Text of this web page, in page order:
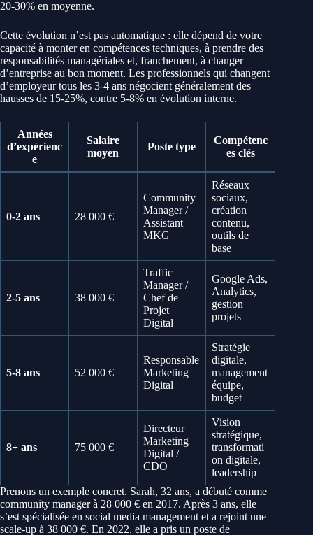
20-30% en moyenne.
Cette évolution n’est pas automatique : elle dépend de votre
capacité à monter en compétences techniques, à prendre des
responsabilités managériales et, franchement, à changer
d’entreprise au bon moment. Les professionnels qui changent
d’employeur tous les 3-4 ans négocient généralement des
hausses de 15-25%, contre 5-8% en évolution interne.
Années
d’expérienc
e
Salaire
moyen
Poste type
Compétenc
es clés
0-2 ans 28 000 €
Community
Manager /
Assistant
MKG
Réseaux
sociaux,
création
contenu,
outils de
base
2-5 ans 38 000 €
Traffic
Manager /
Chef de
Projet
Digital
Google Ads,
Analytics,
gestion
projets
5-8 ans 52 000 €
Responsable
Marketing
Digital
Stratégie
digitale,
management
équipe,
budget
8+ ans 75 000 €
Directeur
Marketing
Digital /
CDO
Vision
stratégique,
transformati
on digitale,
leadership
Prenons un exemple concret. Sarah, 32 ans, a débuté comme
community manager à 28 000 € en 2017. Après 3 ans, elle
s’est spécialisée en social media management et a rejoint une
scale-up à 38 000 €. En 2022, elle a pris un poste de